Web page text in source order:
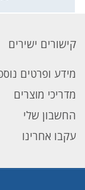
קישורים ישירים
מידע ופרטים
מדריכי מוצרים
החשבון שלי
עקבו אחרינו